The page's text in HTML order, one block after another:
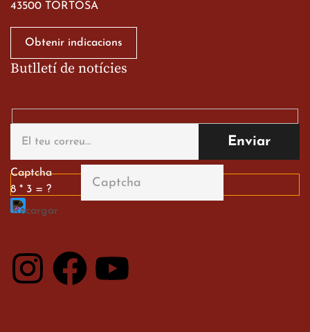
alumnes al Tortosa
English Festival
13 de març de 2026
43500 TORTOSA
Obtenir indicacions
Butlletí de notícies
Captcha
8 * 3 = ?